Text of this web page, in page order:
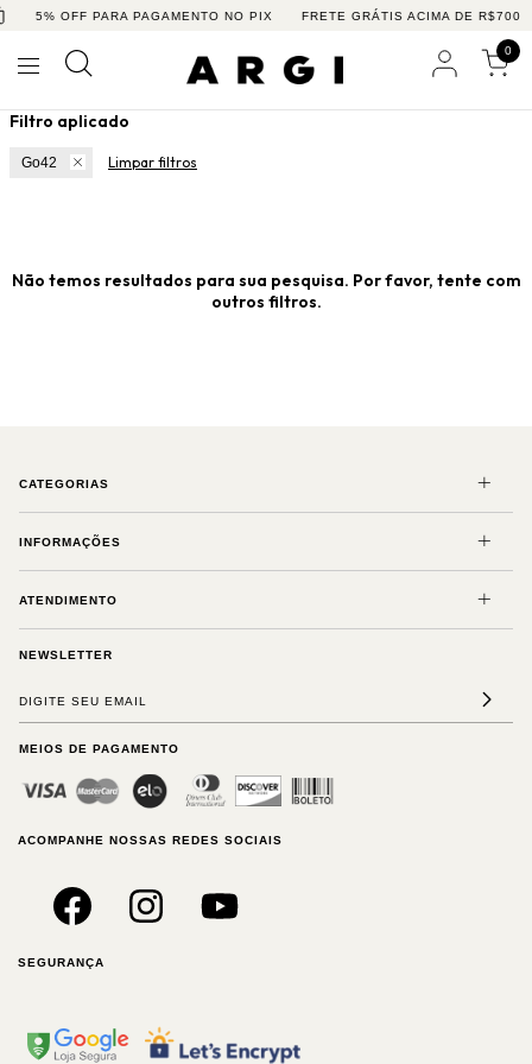
5% OFF PARA PAGAMENTO NO PIX FRETE GRÁTIS ACIMA DE R$700
0
Filtro aplicado
Go42 Limpar filtros
Não temos resultados para sua pesquisa. Por favor, tente com
outros filtros.
CATEGORIAS
INFORMAÇÕES
ATENDIMENTO
NEWSLETTER
MEIOS DE PAGAMENTO
ACOMPANHE NOSSAS REDES SOCIAIS
SEGURANÇA